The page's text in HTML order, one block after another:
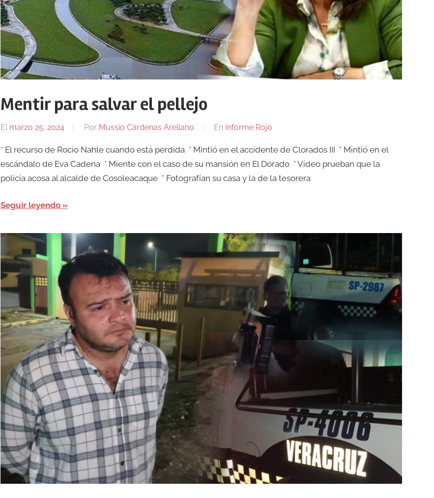
Mentir para salvar el pellejo
El marzo 25, 2024 Por Mussio Cárdenas Arellano En Informe Rojo
* El recurso de Rocío Nahle cuando está perdida * Mintió en el accidente de Clorados III * Mintió en el
escándalo de Eva Cadena * Miente con el caso de su mansión en El Dorado * Video prueban que la
policía acosa al alcalde de Cosoleacaque * Fotografían su casa y la de la tesorera
Seguir leyendo